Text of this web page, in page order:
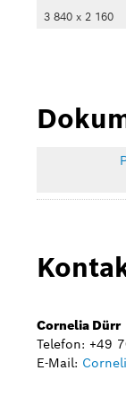
3 840 x 2 160
Cornelia Dürr
Telefon: +49
E-Mail: